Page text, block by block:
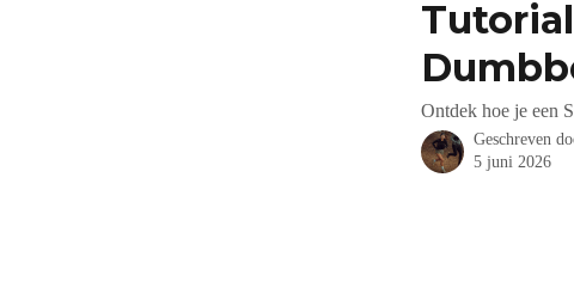
Ontdek hoe je een
Geschreven
5 juni 2026